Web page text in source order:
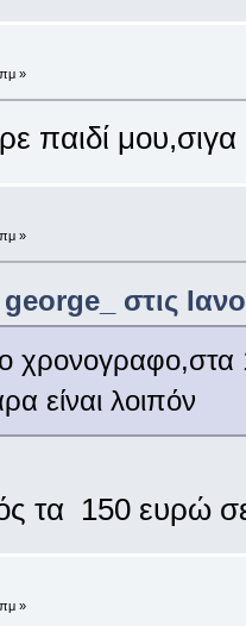
»
παιδί μου,σιγα
»
στις
είναι λοιπόν
τα 150 ευρώ
»